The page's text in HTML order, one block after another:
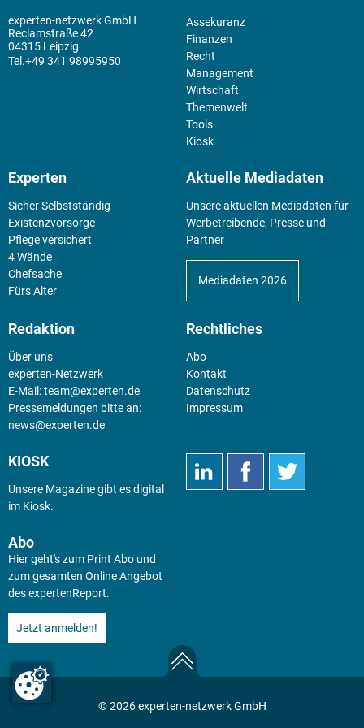
experten-netzwerk GmbH
Reclamstraße 42
04315 Leipzig
+49 341 98995950
Assekuranz
Finanzen
Recht
Management
Wirtschaft
Themenwelt
Tools
Kiosk
Experten
Sicher Selbstständig
Existenz­vorsorge
Pflege versichert
4 Wände
Chefsache
Fürs Alter
Aktuelle Mediadaten
Unsere aktuellen Mediadaten für
Werbetreibende, Presse und
Partner
Mediadaten 2026
Redaktion
Über uns
experten-Netzwerk
E-Mail:team@experten.de
Pressemeldungen bitte an:
news@experten.de
Rechtliches
Abo
Kontakt
Datenschutz
Impressum
KIOSK
Unsere Magazine gibt es digital
im Kiosk.
Abo
Hier geht's zum Print Abo und
zum gesamten Online Angebot
des expertenReport.
Jetzt anmelden!
© 2026 experten-netzwerk GmbH